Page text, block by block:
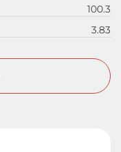
100.3
3.83